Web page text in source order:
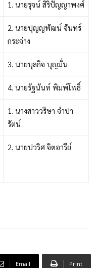
1. นายรุจน์ สิริปัญญาพงศ์
2. นายปุญญพัฒน์ จันทร์
กระจ่าง
3. นายบุลกิจ บุญมั่น
4. นายรัฐนันท์ พิมพ์โพธิ์
1. นางสาววริษา จำปา
รัตน์
2. นายปวริศ จิตอารีย์
Email Print